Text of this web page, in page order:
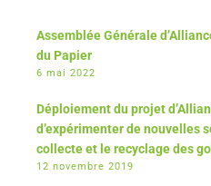
Assemblée Générale
du Papier
6 mai 2022
Déploiement du projet
d’expérimenter de nouvelles
collecte et le recyclage des
12 novembre 2019